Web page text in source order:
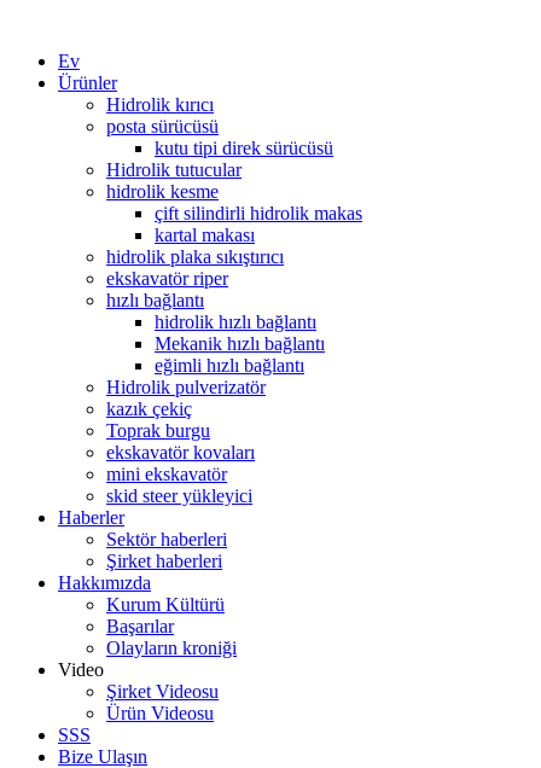
Ev
Ürünler
Hidrolik kırıcı
posta sürücüsü
kutu tipi direk sürücüsü
Hidrolik tutucular
hidrolik kesme
çift ​​silindirli hidrolik makas
kartal makası
hidrolik plaka sıkıştırıcı
ekskavatör riper
hızlı bağlantı
hidrolik hızlı bağlantı
Mekanik hızlı bağlantı
eğimli hızlı bağlantı
Hidrolik pulverizatör
kazık çekiç
Toprak burgu
ekskavatör kovaları
mini ekskavatör
skid steer yükleyici
Haberler
Sektör haberleri
Şirket haberleri
Hakkımızda
Kurum Kültürü
Başarılar
Olayların kroniği
Video
Şirket Videosu
Ürün Videosu
SSS
Bize Ulaşın